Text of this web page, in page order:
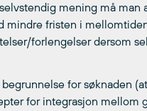
mening må
mindre fristen i
forlengelser dersom
for søknaden
for integrasjon mellom